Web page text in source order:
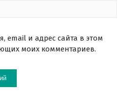
email и адрес сайта в этом
моих комментариев.